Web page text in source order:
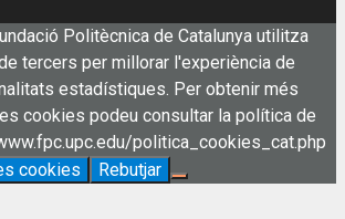
Politècnica de Catalunya utilitza
tercers per millorar l'experiència de
estadístiques. Per obtenir més
cookies podeu consultar la política de
politica_cookies_cat.php
cookies
Rebutjar